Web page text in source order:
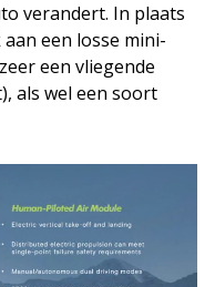
verandert. In plaats
een losse mini-
een vliegende
als wel een soort